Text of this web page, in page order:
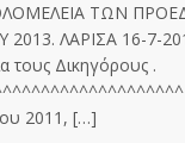
ΤΩΝ
ΛΑΡΙΣΑ 16-7-
τους Δικηγόρους .
2011, […]